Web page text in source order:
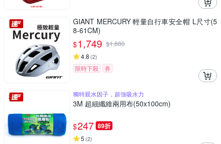
GIANT MERCURY 輕量自行車安全帽 L尺寸(5
8-61CM)
$1,749 $1,880
4.8 (2)
限時下殺 券
獨特親水因子，超強吸水力
3M 超細纖維兩用布(50x100cm)
$247 89折
5 (2)